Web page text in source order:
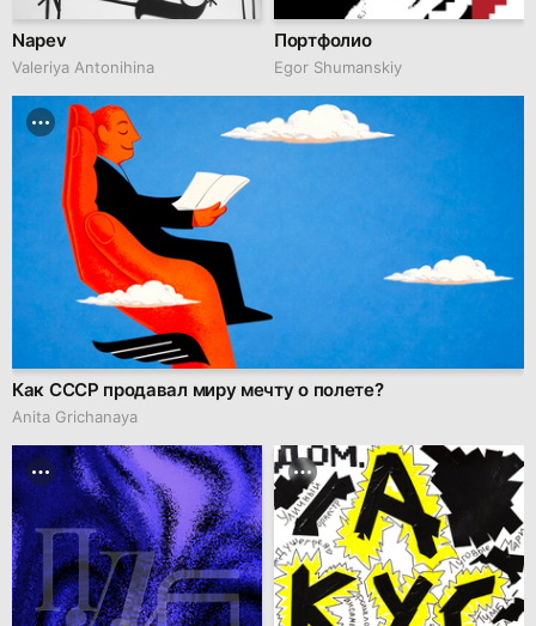
Napev
Valeriya Antonihina
Портфолио
Egor Shumanskiy
Как СССР продавал миру мечту о полете?
Anita Grichanaya